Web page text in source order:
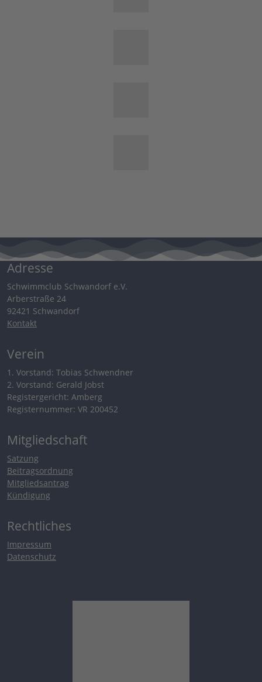
Adresse
Schwimmclub Schwandorf e.V.
Arberstraße 24
92421 Schwandorf
Kontakt
Verein
1. Vorstand: Tobias Schwendner
2. Vorstand: Gerald Jobst
Registergericht: Amberg
Registernummer: VR 200452
Mitgliedschaft
Satzung
Beitragsordnung
Mitgliedsantrag
Kündigung
Rechtliches
Impressum
Datenschutz